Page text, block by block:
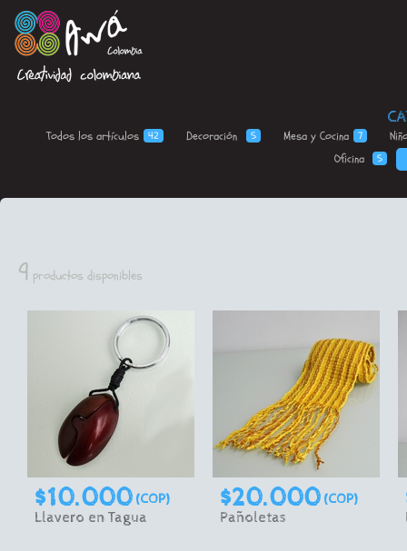
Todos losartículos 42 Decoración 5 Mesa y Cocina 7
Oficina
5
9 productos disponibles
$10.000(COP)
Llavero en Tagua
$20.000(COP)
Pañoletas